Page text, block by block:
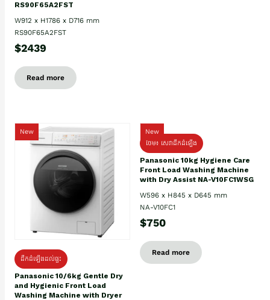
RS90F65A2FST
W912 x H1786 x D716 mm
RS90F65A2FST
$2439
Read more
New
ដឹកដំឡើងដល់ផ្ទះ
Panasonic 10/6kg Gentle Dry
and Hygienic Front Load
Washing Machine with Dryer
New
ថែម៖ សេវាដឹកដំឡើង
Panasonic 10kg Hygiene Care
Front Load Washing Machine
with Dry Assist NA-V10FC1WSG
W596 x H845 x D645 mm
NA-V10FC1
$750
Read more